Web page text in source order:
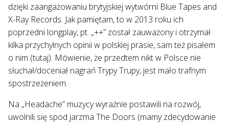
dzięki zaangażowaniu brytyjskiej wytwórni Blue Tapes and
X-Ray Records. Jak pamiętam, to w 2013 roku ich
poprzedni longplay, pt. „++” został zauważony i otrzymał
kilka przychylnych opinii w polskiej prasie, sam też pisałem
o nim (tutaj). Mówienie, że przedtem nikt w Polsce nie
słuchał/doceniał nagrań Trypy Trupy, jest mało trafnym
spostrzeżeniem.
Na „Headache” muzycy wyraźnie postawili na rozwój,
uwolnili się spod jarzma The Doors (mamy zdecydowanie